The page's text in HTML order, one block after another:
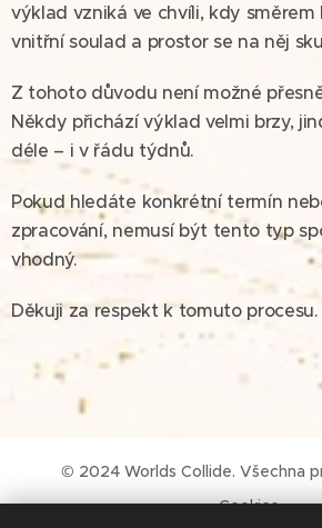
výklad vzniká ve chvíli, kdy
vnitřní soulad a prostor se na něj
Z tohoto důvodu není možné
Někdy přichází výklad velmi brzy,
déle – i v řádu týdnů.
Pokud hledáte konkrétní termín
zpracování, nemusí být tento typ
vhodný.
Děkuji za respekt k tomuto procesu.
© 2024 Worlds Collide. Všechna
Cookies